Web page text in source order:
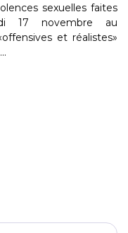
sexuelles faites
17 novembre au
et réalistes»